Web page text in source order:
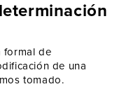
formal de
de una
tomado.